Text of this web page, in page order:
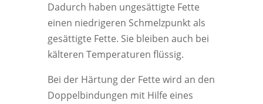
Dadurch haben ungesättigte Fette
einen niedrigeren Schmelzpunkt als
gesättigte Fette. Sie bleiben auch bei
kälteren Temperaturen flüssig.
Bei der Härtung der Fette wird an den
Doppelbindungen mit Hilfe eines